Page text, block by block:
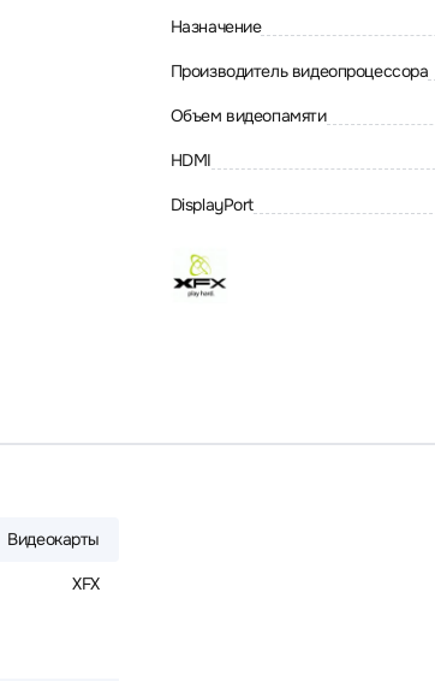
Назначение
Производитель видеопроцессора
Объем видеопамяти
HDMI
DisplayPort
Видеокарты
XFX